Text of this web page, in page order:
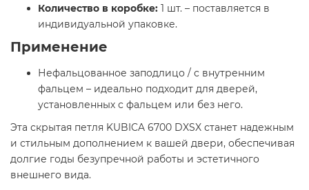
Количество в коробке: 1 шт. – поставляется в
индивидуальной упаковке.
Применение
Нефальцованное заподлицо / с внутренним
фальцем – идеально подходит для дверей,
установленных с фальцем или без него.
Эта скрытая петля KUBICA 6700 DXSX станет надежным
и стильным дополнением к вашей двери, обеспечивая
долгие годы безупречной работы и эстетичного
внешнего вида.